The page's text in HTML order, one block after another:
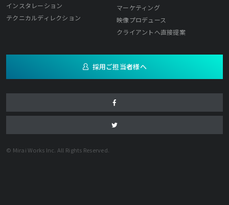
インスタレーション
テクニカルディレクション
マーケティング
映像プロデュース
クライアントへ直接提案
採用ご担当者様へ
© Mirai Works Inc. All Rights Reserved.